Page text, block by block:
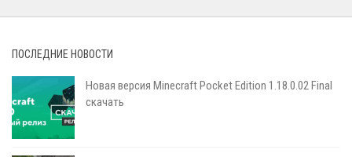
ПОСЛЕДНИЕ НОВОСТИ
Новая версия Minecraft Pocket Edition 1.18.0.02 Final
скачать